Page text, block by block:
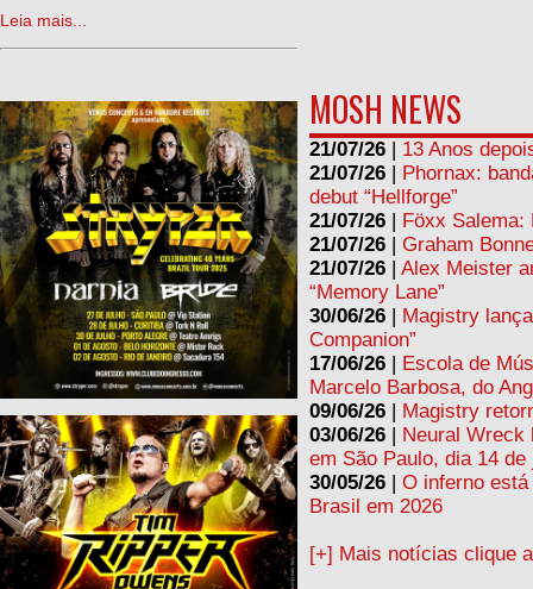
Leia mais...
MOSH NEWS
21/07/26
13 Anos
21/07/26
Phornax:
debut “Hellforge”
21/07/26
Föxx Salema:
21/07/26
Graham
21/07/26
Alex Meister
“Memory Lane”
30/06/26
Magistry
Companion”
17/06/26
Escola de
Marcelo Barbosa, do
09/06/26
Magistry
03/06/26
Neural Wreck
em São Paulo, dia 14 de
30/05/26
O inferno
Brasil em 2026
[+] Mais notícias clique